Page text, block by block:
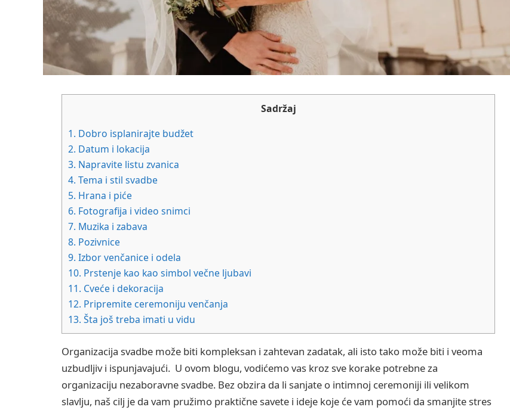
Sadržaj
1. Dobro isplanirajte budžet
2. Datum i lokacija
3. Napravite listu zvanica
4. Tema i stil svadbe
5. Hrana i piće
6. Fotografija i video snimci
7. Muzika i zabava
8. Pozivnice
9. Izbor venčanice i odela
10. Prstenje kao kao simbol večne ljubavi
11. Cveće i dekoracija
12. Pripremite ceremoniju venčanja
13. Šta još treba imati u vidu
Organizacija svadbe može biti kompleksan i zahtevan zadatak, ali isto tako može biti i veoma
uzbudljiv i ispunjavajući. U ovom blogu, vodićemo vas kroz sve korake potrebne za
organizaciju nezaboravne svadbe. Bez obzira da li sanjate o intimnoj ceremoniji ili velikom
slavlju, naš cilj je da vam pružimo praktične savete i ideje koje će vam pomoći da smanjite stres